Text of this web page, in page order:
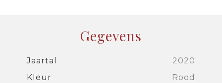
Gegevens
Jaartal
2020
Kleur
Rood